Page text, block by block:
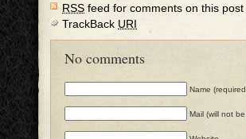
RSS feed for comments on this post
TrackBack URI
No comments
Name
Mail (will not